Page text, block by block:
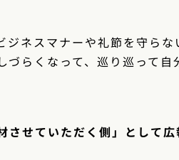
ジネスマナーや礼節を守ら
づらくなって、巡り巡って
させていただく側」として